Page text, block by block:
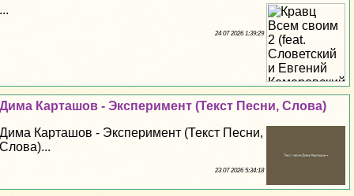
...
24 07 2026 1:39:29
Дима Карташов - Эксперимент (Текст Песни, Слова)
Дима Карташов - Эксперимент (Текст Песни,
Слова)...
23 07 2026 5:34:18